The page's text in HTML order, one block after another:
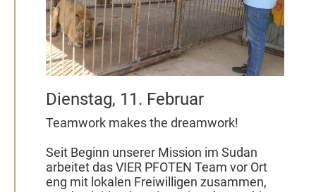
Dienstag, 11. Februar
Teamwork makes the dreamwork!
Seit Beginn unserer Mission im Sudan
arbeitet das VIER PFOTEN Team vor Ort
eng mit lokalen Freiwilligen zusammen,